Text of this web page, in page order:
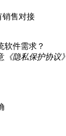
销售对接
软件需求？
《隐私保护协议》